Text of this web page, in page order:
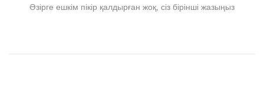
Әзірге ешкім пікір қалдырған жоқ, сіз бірінші жазыңыз